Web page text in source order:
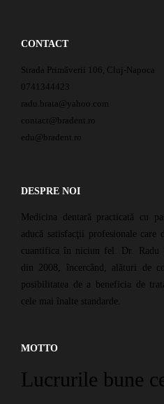
CONTACT
Strada Primăverii 106, Cluj-Napoca
0741344423
radu.brata@yahoo.com
contact@bradent.ro
edu@bradent.ro
DESPRE NOI
Medicina dentară practicată cu
aducă satisfacţii profesionale
cuantifica în niciun fel. Dr. Radu
din 2008, încercând, alături de
posibilitatea de a beneficia de
cele mai înalte standarde.
MOTTO
Lucrurile bune